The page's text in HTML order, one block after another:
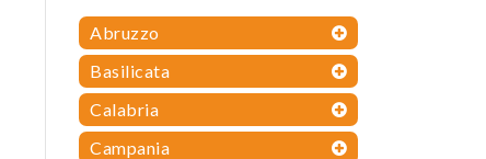
Abruzzo
Basilicata
Calabria
Campania